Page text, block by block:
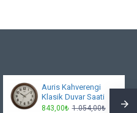
Auris Kahverengi
Klasik Duvar Saati
843,00₺ 1.054,00₺